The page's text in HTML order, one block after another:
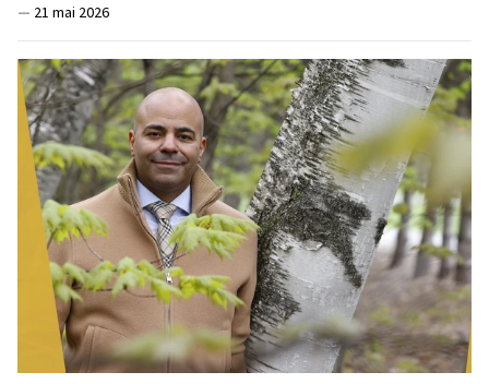
— 21 mai 2026